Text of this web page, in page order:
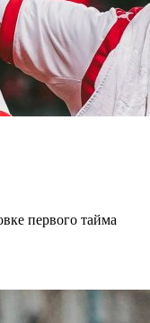
первого тайма